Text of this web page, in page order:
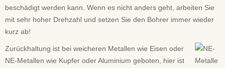
beschädigt werden kann. Wenn es nicht anders geht, arbeiten Sie
mit sehr hoher Drehzahl und setzen Sie den Bohrer immer wieder
kurz ab!
Zurückhaltung ist bei weicheren Metallen wie Eisen oder
NE-Metallen wie Kupfer oder Aluminium geboten, hier ist